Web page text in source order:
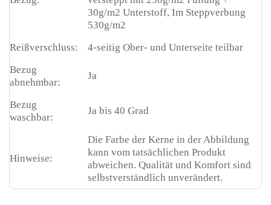
30g/m2 Unterstoff, Im Steppverbung
530g/m2
Reißverschluss:
4-seitig Ober- und Unterseite teilbar
Bezug
abnehmbar:
Ja
Bezug
waschbar:
Ja bis 40 Grad
Hinweise:
Die Farbe der Kerne in der Abbildung
kann vom tatsächlichen Produkt
abweichen. Qualität und Komfort sind
selbstverständlich unverändert.